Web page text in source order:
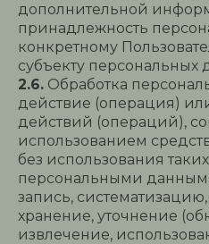
дополнительной
принадлежность
конкретному
субъекту персональных
2.6. Обработка
действие (операция)
действий (операций),
использованием
без использования
персональными
запись,
хранение, уточнение
извлечение,